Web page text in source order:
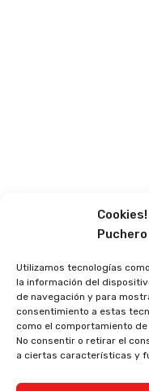
Puchero
Utilizamos tecnologías
la información del
de navegación y para
consentimiento a estas
como el comportamiento
No consentir o retirar el
a ciertas características y